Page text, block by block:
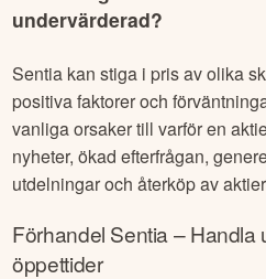
undervärderad?
Sentia kan stiga i pris av olika
positiva faktorer och
vanliga orsaker till varför en
nyheter, ökad efterfrågan,
utdelningar och återköp av
Förhandel Sentia– Handla
öppettider